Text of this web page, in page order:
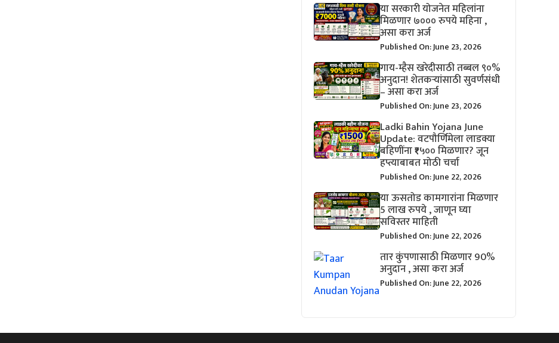
या सरकारी योजनेत महिलांना
मिळणार ७००० रुपये महिना ,
असा करा अर्ज
Published On: June 23, 2026
गाय-म्हैस खरेदीसाठी तब्बल ९०%
अनुदान! शेतकऱ्यांसाठी सुवर्णसंधी
– असा करा अर्ज
Published On: June 23, 2026
Ladki Bahin Yojana June
Update: वटपौर्णिमेला लाडक्या
बहिणींना ₹१५०० मिळणार? जून
हप्त्याबाबत मोठी चर्चा
Published On: June 22, 2026
या ऊसतोड कामगारांना मिळणार
5 लाख रुपये , जाणून घ्या
सविस्तर माहिती
Published On: June 22, 2026
तार कुंपणासाठी मिळणार 90%
अनुदान , असा करा अर्ज
Published On: June 22, 2026